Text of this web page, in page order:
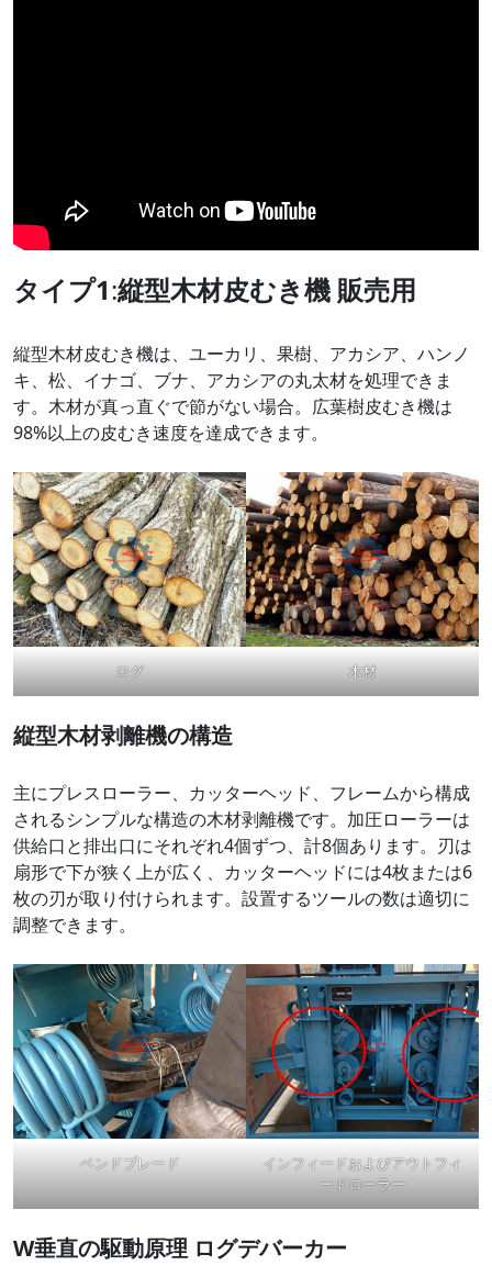
タイプ1:縦型木材皮むき機 販売用
縦型木材皮むき機は、ユーカリ、果樹、アカシア、ハンノ
キ、松、イナゴ、ブナ、アカシアの丸太材を処理できま
す。木材が真っ直ぐで節がない場合。広葉樹皮むき機は
98%以上の皮むき速度を達成できます。
ログ 木材
縦型木材剥離機の構造
主にプレスローラー、カッターヘッド、フレームから構成
されるシンプルな構造の木材剥離機です。加圧ローラーは
供給口と排出口にそれぞれ4個ずつ、計8個あります。刃は
扇形で下が狭く上が広く、カッターヘッドには4枚または6
枚の刃が取り付けられます。設置するツールの数は適切に
調整できます。
ベンドブレード
インフィードおよびアウトフィ
ードローラー
W垂直の駆動原理 ログデバーカー